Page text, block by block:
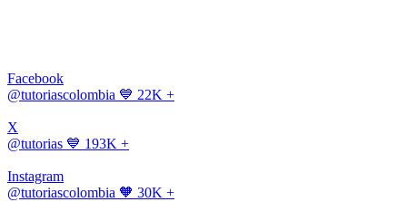
Facebook
@tutoriascolombia 💙 22K +
X
@tutorias 💙 193K +
Instagram
@tutoriascolombia 🧡 30K +